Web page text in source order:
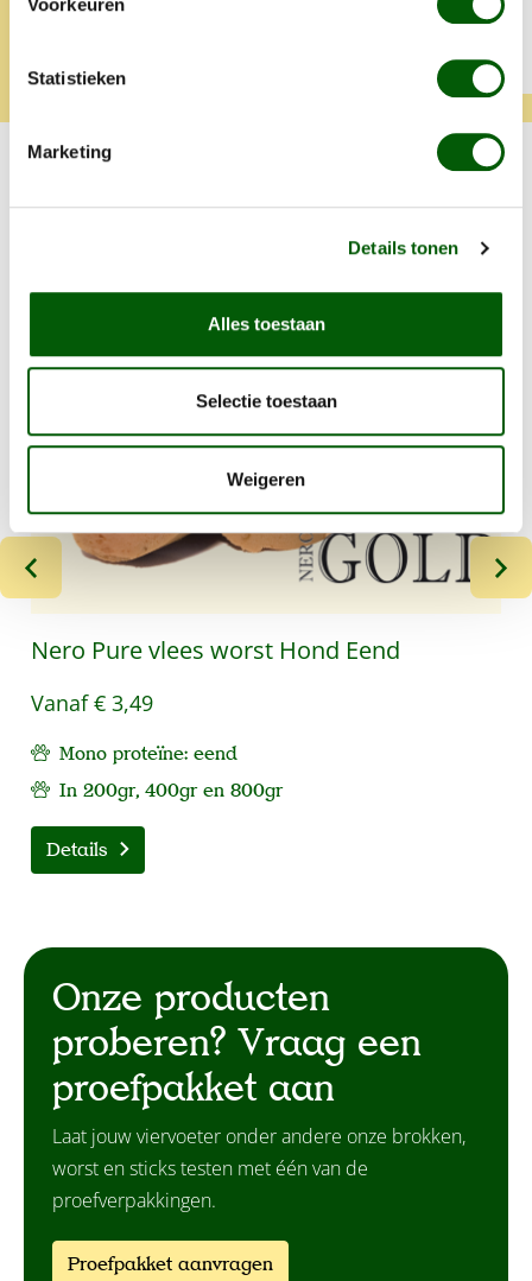
Statistieken
Marketing
Details tonen
Alles toestaan
Selectie toestaan
Weigeren
Eend
Nero Pure vlees worst Hond Eend
Vanaf€ 3,49
Mono proteïne: eend
In 200gr, 400gr en 800gr
Details
Onze producten
proberen? Vraag een
proefpakket aan
Laat jouw viervoeter onder andere onze brokken,
worst en sticks testen met één van de
proefverpakkingen.
Proefpakket aanvragen